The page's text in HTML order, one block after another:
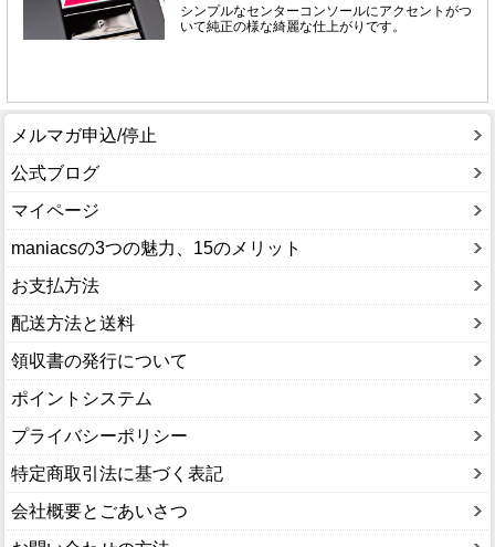
メルマガ申込/停止
公式ブログ
マイページ
maniacsの3つの魅力、15のメリット
お支払方法
配送方法と送料
領収書の発行について
ポイントシステム
プライバシーポリシー
特定商取引法に基づく表記
会社概要とごあいさつ